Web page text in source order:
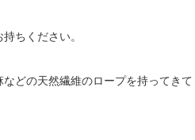
ちください。
どの天然繊維のロープを持ってきて